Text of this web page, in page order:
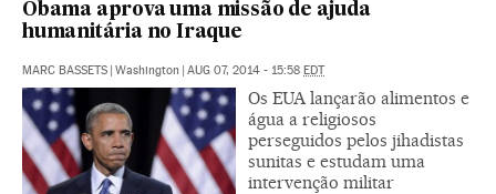
Obama aprova uma missão de ajuda
humanitária no Iraque
MARC BASSETS | Washington | AUG 07, 2014 - 15:58 EDT
Os EUA lançarão alimentos e
água a religiosos
perseguidos pelos jihadistas
sunitas e estudam uma
intervenção militar